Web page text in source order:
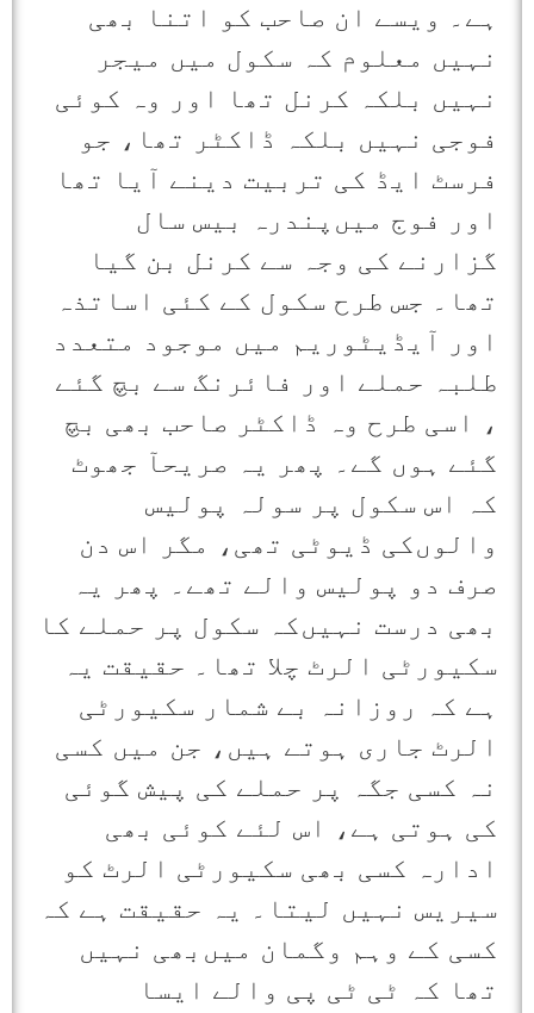
ہے۔ ویسے ان صاحب کو اتنا بھی
نہیں معلوم کہ سکول میں‌ میجر
نہیں بلکہ کرنل تھا اور وہ کوئی
فوجی نہیں بلکہ ڈاکٹر تھا، جو
فرسٹ ایڈ کی تربیت دینے آیا تھا
اور فوج میں‌پندرہ بیس سال
گزارنے کی وجہ سے کرنل بن گیا
تھا۔ جس طرح سکول کے کئی اساتذہ
اور آیڈیٹوریم میں موجود متعدد
طلبہ حملے اور فائرنگ سے بچ گئے
، اسی طرح وہ ڈاکٹر صاحب بھی بچ
گئے ہوں گے۔ پھر یہ صریحآ جھوٹ
کہ اس سکول پر سولہ پولیس
والوں‌کی ڈیوٹی تھی، مگر اس دن
صرف دو پولیس والے تھے۔ پھر یہ
بھی درست نہیں‌کہ سکول پر حملے کا
سکیورٹی الرٹ چلا تھا۔ حقیقت یہ
ہے کہ روزانہ بے شمار سکیورٹی
الرٹ جاری ہوتے ہیں، جن میں کسی
نہ کسی جگہ پر حملے کی پیش گوئی
کی ہوتی ہے، اس لئے کوئی بھی
ادارہ کسی بھی سکیورٹی الرٹ کو
سیریس نہیں لیتا۔ یہ حقیقت ہے کہ
کسی کے وہم وگمان میں‌بھی نہیں
تھا کہ ٹی ٹی پی والے ایسا